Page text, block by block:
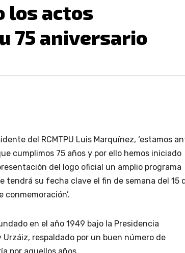
los actos
75 aniversario
del RCMTPU Luis Marquínez, ‘estamos
cumplimos 75 años y por ello hemos iniciado
del logo oficial un amplio programa
tendrá su fecha clave el fin de semana del 15
en el año 1949 bajo la Presidencia
Urzáiz, respaldado por un buen número de